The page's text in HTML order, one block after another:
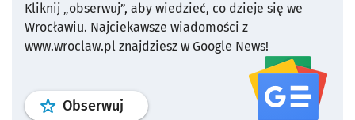
Kliknij „obserwuj”, aby wiedzieć, co dzieje się we
Wrocławiu. Najciekawsze wiadomości z
www.wroclaw.pl znajdziesz w Google News!
Obserwuj profil serwisu